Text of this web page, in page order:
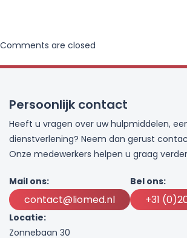
Comments are closed
Persoonlijk contact
Heeft u vragen over uw hulpmiddelen,
dienstverlening? Neem dan gerust
Onze medewerkers helpen u graag
Mail ons:
contact@liomed.nl
Bel ons:
+31
Locatie:
Zonnebaan 30